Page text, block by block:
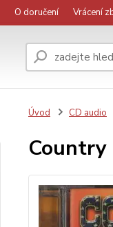
O doručení Vrácení
Úvod CD audio
Country